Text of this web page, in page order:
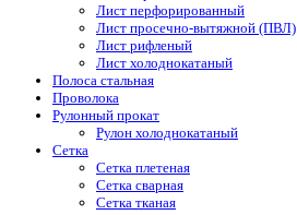
Лист перфорированный
Лист просечно-вытяжной (ПВЛ)
Лист рифленый
Лист холоднокатаный
Полоса стальная
Проволока
Рулонный прокат
Рулон холоднокатаный
Сетка
Сетка плетеная
Сетка сварная
Сетка тканая